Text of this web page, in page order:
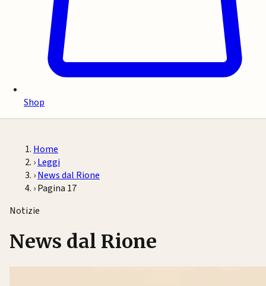
Shop
Home
›Leggi
›News dal Rione
›Pagina 17
Notizie
News dal Rione